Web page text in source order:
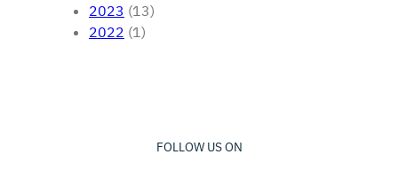
2023 (13)
2022 (1)
FOLLOW US ON